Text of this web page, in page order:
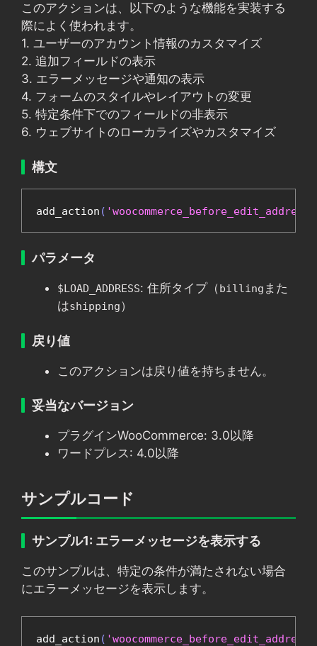
このアクションは、以下のような機能を実装する
際によく使われます。
1. ユーザーのアカウント情報のカスタマイズ
2. 追加フィールドの表示
3. エラーメッセージや通知の表示
4. フォームのスタイルやレイアウトの変更
5. 特定条件下でのフィールドの非表示
6. ウェブサイトのローカライズやカスタマイズ
構文
add_action (
パラメータ
$LOAD_ADDRESS: 住所タイプ（billing また
はshipping）
戻り値
このアクションは戻り値を持ちません。
妥当なバージョン
プラグインWooCommerce: 3.0以降
ワードプレス: 4.0以降
サンプルコード
サンプル1: エラーメッセージを表示する
このサンプルは、特定の条件が満たされない場合
にエラーメッセージを表示します。
add_action (